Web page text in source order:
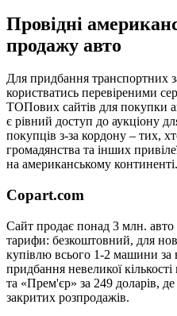
Провідні
продажу авто
Для придбання транспортних
користватись перевіреними
ТОПових сайтів для покупки
є рівний доступ до аукціону
покупців з-за кордону – тих,
громадянства та інших
на американському континенті.
Copart.com
Сайт продає понад 3 млн.
тарифи: безкоштовний, для
купівлю всього 1-2 машини за
придбання невеликої
та «Прем'єр» за 249 доларів,
закритих розпродажів.